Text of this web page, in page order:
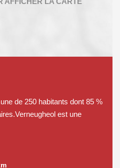
de 250 habitants dont 85 %
est une